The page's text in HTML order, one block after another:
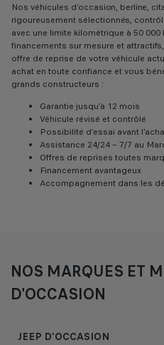
Nos véhicules d’occasion, berline,
rigoureusement sélectionnés,
avec une limite kilométrique à 50
financements sur mesure et
offre de reprise de votre véhicule
achat en toute confiance et vous
grands constructeurs :
Garantie jusqu’à 12 mois
Véhicule révisé et contrôlé
Possibilité d’essai avant
Assistance 24/24 – 7/7 au
Offres de reprises toutes
Financement avantageux
Accompagnement dans les
NOS MARQUES ET
D'OCCASION
JEEP D'OCCASION